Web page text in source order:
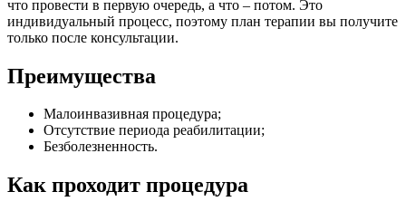
что провести в первую очередь, а что – потом. Это
индивидуальный процесс, поэтому план терапии вы получите
только после консультации.
Преимущества
Малоинвазивная процедура;
Отсутствие периода реабилитации;
Безболезненность.
Как проходит процедура